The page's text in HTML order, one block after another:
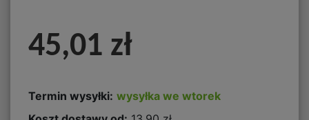
45,01 zł
Termin wysyłki: wysyłka we wtorek